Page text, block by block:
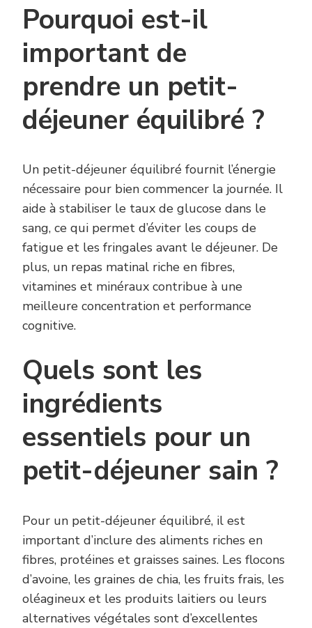
Pourquoi est-il
important de
prendre un petit-
déjeuner équilibré ?
Un petit-déjeuner équilibré fournit l’énergie
nécessaire pour bien commencer la journée. Il
aide à stabiliser le taux de glucose dans le
sang, ce qui permet d’éviter les coups de
fatigue et les fringales avant le déjeuner. De
plus, un repas matinal riche en fibres,
vitamines et minéraux contribue à une
meilleure concentration et performance
cognitive.
Quels sont les
ingrédients
essentiels pour un
petit-déjeuner sain ?
Pour un petit-déjeuner équilibré, il est
important d’inclure des aliments riches en
fibres, protéines et graisses saines. Les flocons
d’avoine, les graines de chia, les fruits frais, les
oléagineux et les produits laitiers ou leurs
alternatives végétales sont d’excellentes